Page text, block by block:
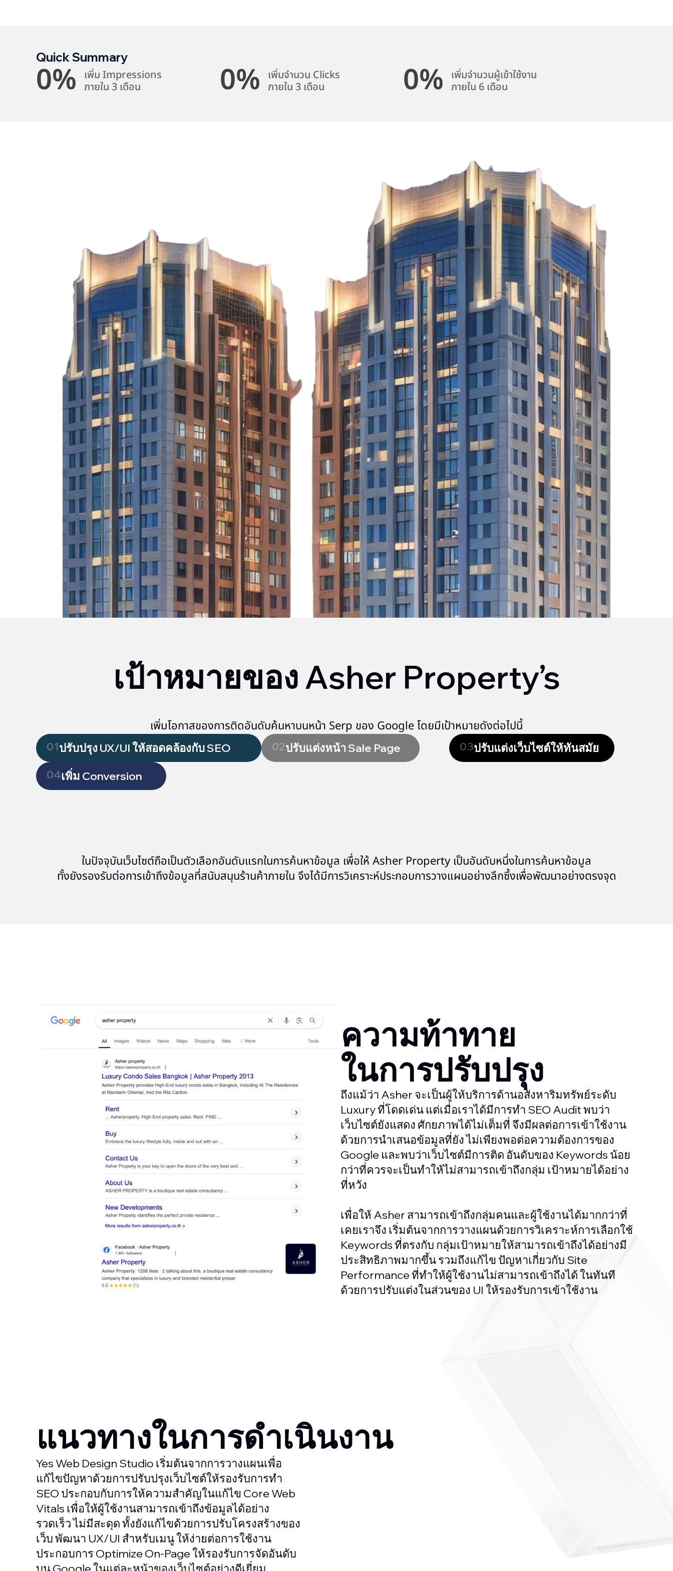
Quick Summary
เพิ่ม Impressions
ภายใน 3 เดือน
0%
เพิ่มจำนวน Clicks
ภายใน 3 เดือน
0%
เพิ่มจำนวนผู้เข้าใช้งาน
ภายใน 6 เดือน
0%
เป้าหมายของ Asher Property’s
เพิ่มโอกาสของการติดอันดับค้นหาบนหน้า Serp ของ Google โดยมีเป้าหมายดังต่อไปนี้
01ปรับปรุง UX/UI ให้สอดคล้องกับ SEO 02ปรับแต่งหน้า Sale Page 03ปรับแต่งเว็บไซต์ให้ทันสมัย
04เพิ่ม Conversion
ในปัจจุบันเว็บไซต์ถือเป็นตัวเลือกอันดับแรกในการค้นหาข้อมูล เพื่อให้ Asher Property เป็นอันดับหนึ่งในการค้นหาข้อมูล
ทั้งยังรองรับต่อการเข้าถึงข้อมูลที่สนับสนุนร้านค้าภายใน จึงได้มีการวิเคราะห์ประกอบการวางแผนอย่างลึกซึ้งเพื่อพัฒนาอย่างตรงจุด
ความท้าทาย
ในการปรับปรุง
ถึงแม้ว่า Asher จะเป็นผู้ให้บริการด้านอสังหาริมทรัพย์ระดับ
Luxury ที่โดดเด่น แต่เมื่อเราได้มีการทำ SEO Audit พบว่า
เว็บไซต์ยังแสดง ศักยภาพได้ไม่เต็มที่ จึงมีผลต่อการเข้าใช้งาน
ด้วยการนำเสนอข้อมูลที่ยัง ไม่เพียงพอต่อความต้องการของ
Google และพบว่าเว็บไซต์มีการติด อันดับของ Keywords น้อย
กว่าที่ควรจะเป็นทำให้ไม่สามารถเข้าถึงกลุ่ม เป้าหมายได้อย่าง
ที่หวัง
เพื่อให้ Asher สามารถเข้าถึงกลุ่มคนและผู้ใช้งานได้มากกว่าที่
เคยเราจึง เริ่มต้นจากการวางแผนด้วยการวิเคราะห์การเลือกใช้
Keywords ที่ตรงกับ กลุ่มเป้าหมายให้สามารถเข้าถึงได้อย่างมี
ประสิทธิภาพมากขึ้น รวมถึงแก้ไข ปัญหาเกี่ยวกับ Site
Performance ที่ทำให้ผู้ใช้งานไม่สามารถเข้าถึงได้ ในทันที
ด้วยการปรับแต่งในส่วนของ UI ให้รองรับการเข้าใช้งาน
แนวทางในการดำเนินงาน
Yes Web Design Studio เริ่มต้นจากการวางแผนเพื่อ
แก้ไขปัญหาด้วยการปรับปรุงเว็บไซต์ให้รองรับการทำ
SEO ประกอบกับการให้ความสำคัญในแก้ไข Core Web
Vitals เพื่อให้ผู้ใช้งานสามารถเข้าถึงข้อมูลได้อย่าง
รวดเร็ว ไม่มีสะดุด ทั้งยังแก้ไขด้วยการปรับโครงสร้างของ
เว็บ พัฒนา UX/UI สำหรับเมนู ให้ง่ายต่อการใช้งาน
ประกอบการ Optimize On-Page ให้รองรับการจัดอันดับ